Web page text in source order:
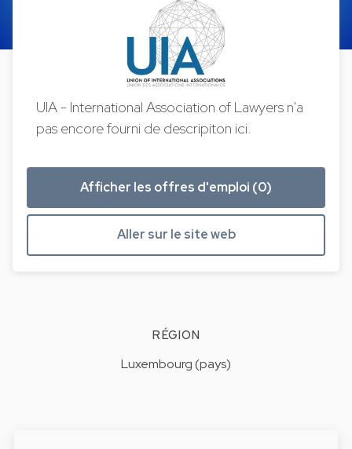
UIA - International Association of Lawyers n'a
pas encore fourni de descripiton ici.
Afficher les offres d'emploi (0)
Aller sur le site web
RÉGION
Luxembourg (pays)